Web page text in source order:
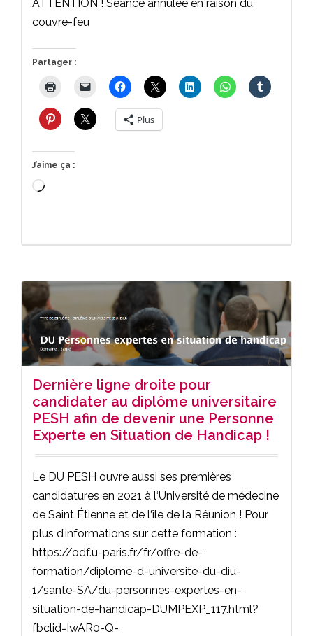
ATTENTION ! Séance annulée en raison du
couvre-feu
Partager :
Plus
J’aime ça :
Chargement…
Dernière ligne droite pour
candidater au diplôme universitaire
PESH afin de devenir une Personne
Experte en Situation de Handicap !
Le DU PESH ouvre aussi ses premières
candidatures en 2021 à l‘Université de médecine
de Saint Étienne et de l‘île de la Réunion ! Pour
plus d’informations sur cette formation :
https://odf.u-paris.fr/fr/offre-de-
formation/diplome-d-universite-du-diu-
1/sante-SA/du-personnes-expertes-en-
situation-de-handicap-DUMPEXP_117.html?
fbclid=IwAR0-Q-